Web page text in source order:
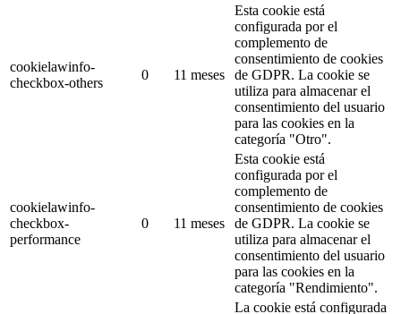
cookielawinfo-
checkbox-others
0 11 meses
Esta cookie está
configurada por el
complemento de
consentimiento de cookies
de GDPR. La cookie se
utiliza para almacenar el
consentimiento del usuario
para las cookies en la
categoría "Otro".
cookielawinfo-
checkbox-
performance
0 11 meses
Esta cookie está
configurada por el
complemento de
consentimiento de cookies
de GDPR. La cookie se
utiliza para almacenar el
consentimiento del usuario
para las cookies en la
categoría "Rendimiento".
La cookie está configurada